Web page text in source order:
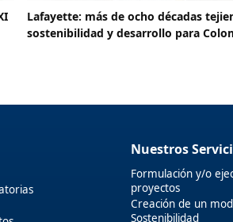
Lafayette: más de ocho décadas
sostenibilidad y desarrollo para
Nuestros
Formulación y/o
proyectos
Creación de un
Sostenibilidad